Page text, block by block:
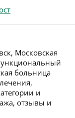
Московская
больница
и
отзывы и